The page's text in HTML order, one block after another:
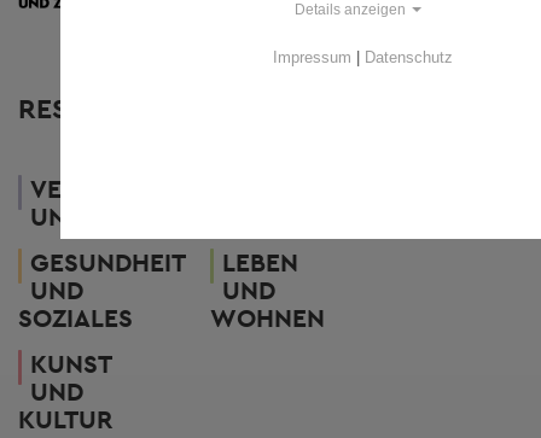
RESSORTS
VERWALTUNG
UND POLITIK
GESUNDHEIT
UND
SOZIALES
LEBEN
UND
WOHNEN
KUNST
UND
KULTUR
Details anzeigen
Impressum Datenschutz